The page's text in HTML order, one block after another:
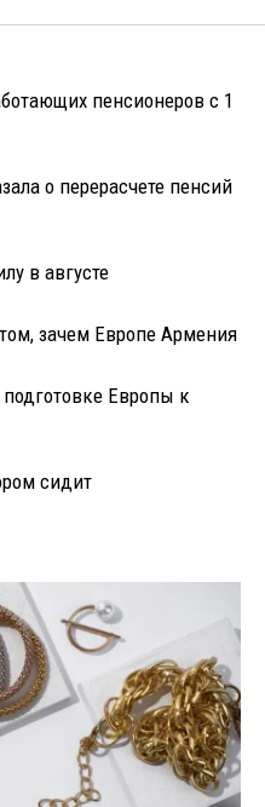
пенсионеров с 1
о перерасчете пенсий
в августе
зачем Европе Армения
Европы к
сидит